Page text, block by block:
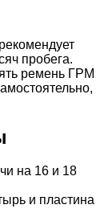
пробега.
ремень ГРМ
на 16 и 18
и пластина